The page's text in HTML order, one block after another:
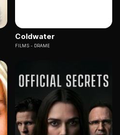
Coldwater
FILMS DRAME